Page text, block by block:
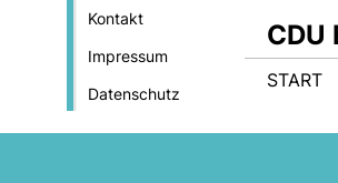
Kontakt
Impressum
Datenschutz
CDU
START